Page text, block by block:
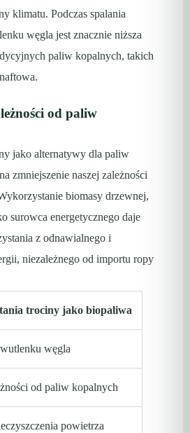
klimatu. Podczas spalania
węgla jest znacznie niższa
paliw kopalnych, takich
od paliw
jako alternatywy dla paliw
zmniejszenie naszej zależności
biomasy drzewnej,
surowca energetycznego daje
z odnawialnego i
niezależnego od importu ropy
trociny jako biopaliwa
węgla
od paliw kopalnych
powietrza